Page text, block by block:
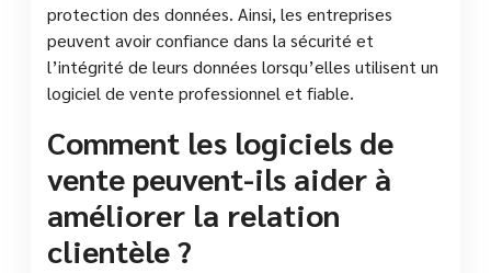
protection des données. Ainsi, les entreprises
peuvent avoir confiance dans la sécurité et
l’intégrité de leurs données lorsqu’elles utilisent un
logiciel de vente professionnel et fiable.
Comment les logiciels de
vente peuvent-ils aider à
améliorer la relation
clientèle ?